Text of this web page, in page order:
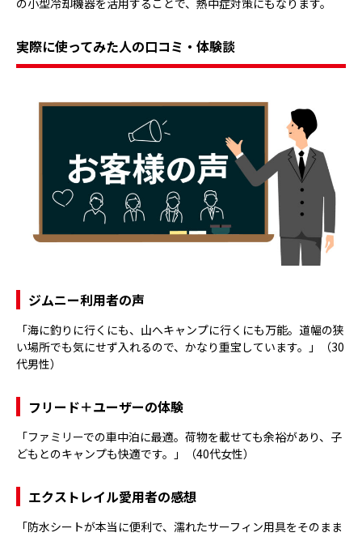
実際に使ってみた人の口コミ・体験談
ジムニー利用者の声
「海に釣りに行くにも、山へキャンプに行くにも万能。道幅の狭
い場所でも気にせず入れるので、かなり重宝しています。」（30
代男性）
フリード＋ユーザーの体験
「ファミリーでの車中泊に最適。荷物を載せても余裕があり、子
どもとのキャンプも快適です。」（40代女性）
エクストレイル愛用者の感想
「防水シートが本当に便利で、濡れたサーフィン用具をそのまま